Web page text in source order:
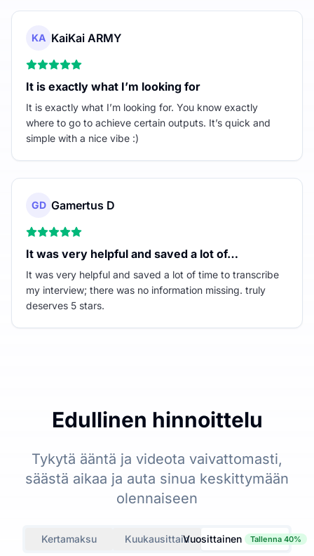
KA KaiKai ARMY
It is exactly what I’m looking for
It is exactly what I’m looking for. You know exactly
where to go to achieve certain outputs. It’s quick and
simple with a nice vibe :)
GD Gamertus D
It was very helpful and saved a lot of…
It was very helpful and saved a lot of time to transcribe
my interview; there was no information missing. truly
deserves 5 stars.
Edullinen hinnoittelu
Tykytä ääntä ja videota vaivattomasti,
säästä aikaa ja auta sinua keskittymään
olennaiseen
Kertamaksu KuukausittainVuosittainen Tallenna 40%